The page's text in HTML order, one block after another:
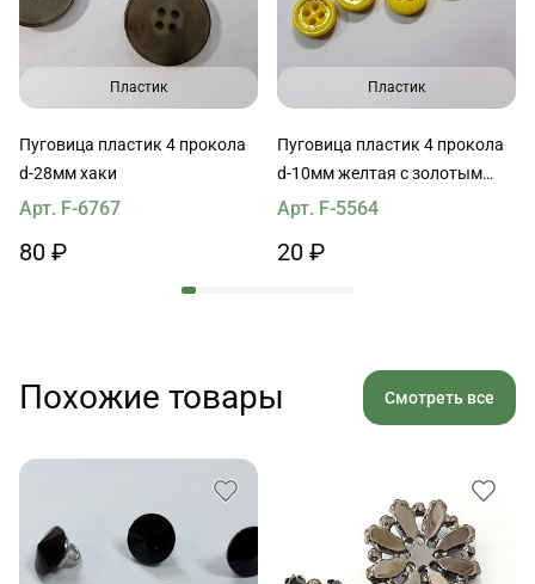
Пластик
Пуговица пластик 4 прокола
d-28мм хаки
Арт. F-6767
80 ₽
Пластик
Пуговица пластик 4 прокола
d-10мм желтая с золотым
ободком Versace
Арт. F-5564
20 ₽
Похожие товары Смотреть все